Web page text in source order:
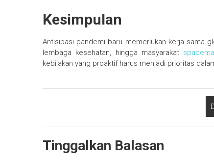
Kesimpulan
Antisipasi pandemi baru memerlukan kerja sama
lembaga kesehatan, hingga masyarakat
kebijakan yang proaktif harus menjadi prioritas
Tinggalkan Balasan